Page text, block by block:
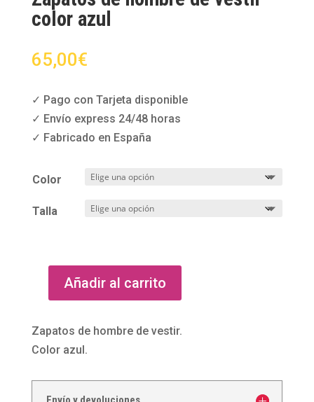
color azul
65,00€
✓ Pago con Tarjeta disponible
✓ Envío express 24/48 horas
✓ Fabricado en España
Color
Talla
Zapatos
hombre
de
Añadir al carrito
Zapatos de hombre de vestir.
Color azul.